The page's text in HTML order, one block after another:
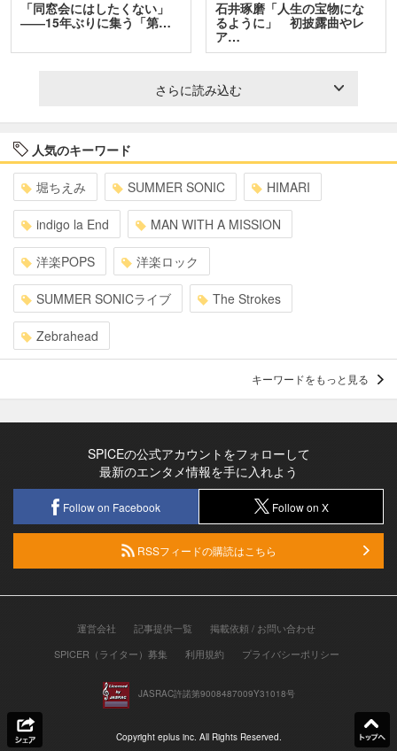
「同窓会にはしたくない」
――15年ぶりに集う「第…
石井琢磨「人生の宝物にな
るように」 初披露曲やレ
ア…
さらに読み込む
人気のキーワード
堀ちえみ SUMMER SONIC HIMARI
indigo la End MAN WITH A MISSION
洋楽POPS 洋楽ロック
SUMMER SONICライブ The Strokes
Zebrahead
キーワードをもっと見る
SPICEの公式アカウントをフォローして
最新のエンタメ情報を手に入れよう
Follow on Facebook Follow on X
RSSフィードの購読はこちら
運営会社 記事提供一覧
掲載依頼 / お問い合わせ
SPICER（ライター）募集
利用規約 プライバシーポリシー
JASRAC許諾第9008487009Y31018号
Copyright eplus inc. All Rights Reserved.